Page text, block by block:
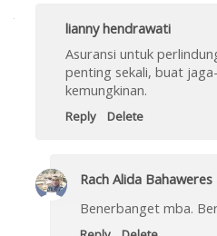
lianny hendrawati
Asuransi untuk
penting sekali, buat
kemungkinan.
Reply Delete
Rach Alida Bahaweres
Benerbanget mba.